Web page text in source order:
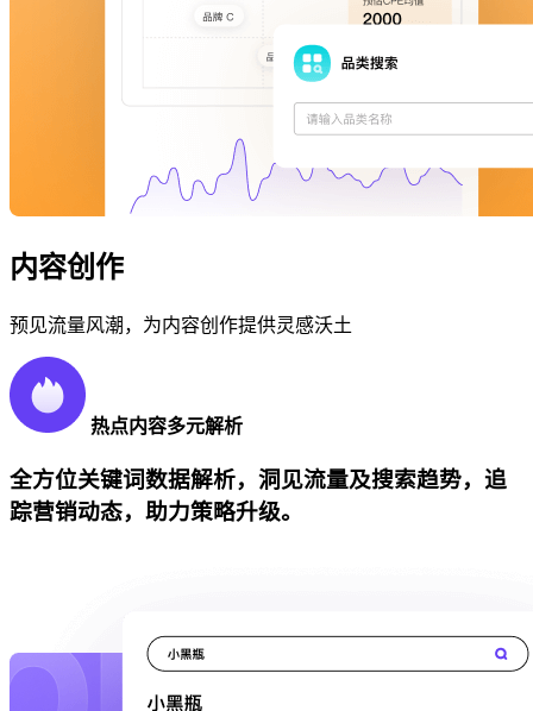
内容创作
预见流量风潮，为内容创作提供灵感沃土
热点内容多元解析
全方位关键词数据解析，洞见流量及搜索趋势，追
踪营销动态，助力策略升级。